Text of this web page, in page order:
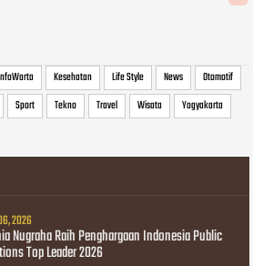
Kesehatan Life Style News
Otomotif
Sport Tekno Travel Wisata Yogyakarta
2026
Nugraha Raih Penghargaan Indonesia Public
Top Leader 2026